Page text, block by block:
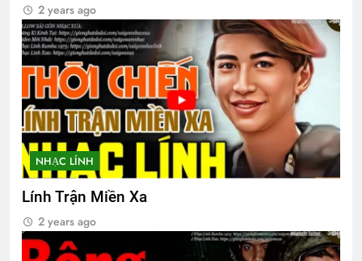
TIÊN SA LẠC TRẦN
3 Years Ago
Đón Xuân
2 Years Ago
Album 7
3 Years Ago
CSVSQ Lại Đình Đán K18
3 Years Ago
Bến Xuân Xanh – DTT – Mai Hương
2 years ago
NHẠC LÍNH
Lính Trận Miền Xa
2 years ago